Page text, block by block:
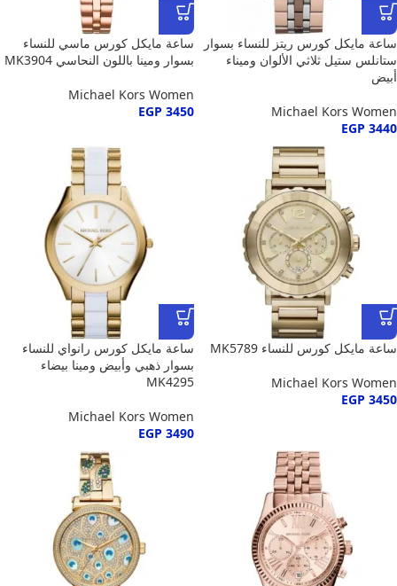
ساعة مايكل كورس ريتز للنساء بسوار
ستانلس ستيل ثلاثي الألوان وميناء
أبيض
Michael Kors Women
EGP 3440
ساعة مايكل كورس ماسي للنساء
بسوار ومينا باللون النحاسي MK3904
Michael Kors Women
EGP 3450
ساعة مايكل كورس للنساء MK5789
Michael Kors Women
EGP 3450
ساعة مايكل كورس رانواي للنساء
بسوار ذهبي وأبيض ومينا بيضاء
MK4295
Michael Kors Women
EGP 3490